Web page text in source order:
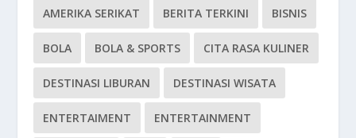
AMERIKA SERIKAT BERITA TERKINI BISNIS
BOLA BOLA & SPORTS CITA RASA KULINER
DESTINASI LIBURAN DESTINASI WISATA
ENTERTAIMENT ENTERTAINMENT